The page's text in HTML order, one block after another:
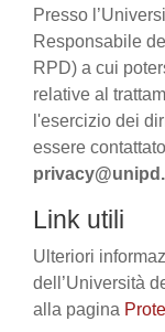
Presso
Responsabile
RPD) a cui
relative al
l'esercizio dei
essere
Link utili
Ulteriori
dell’Università
alla pagina